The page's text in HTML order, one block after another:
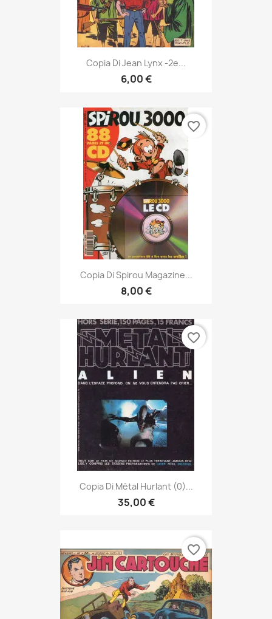
Copia Di Jean Lynx -2e...
6,00 €
Copia Di Spirou Magazine...
8,00 €
favorite_border
Copia Di Métal Hurlant (0)...
35,00 €
favorite_border
favorite_border